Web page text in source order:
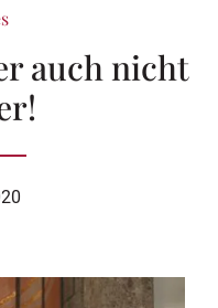
auch nicht